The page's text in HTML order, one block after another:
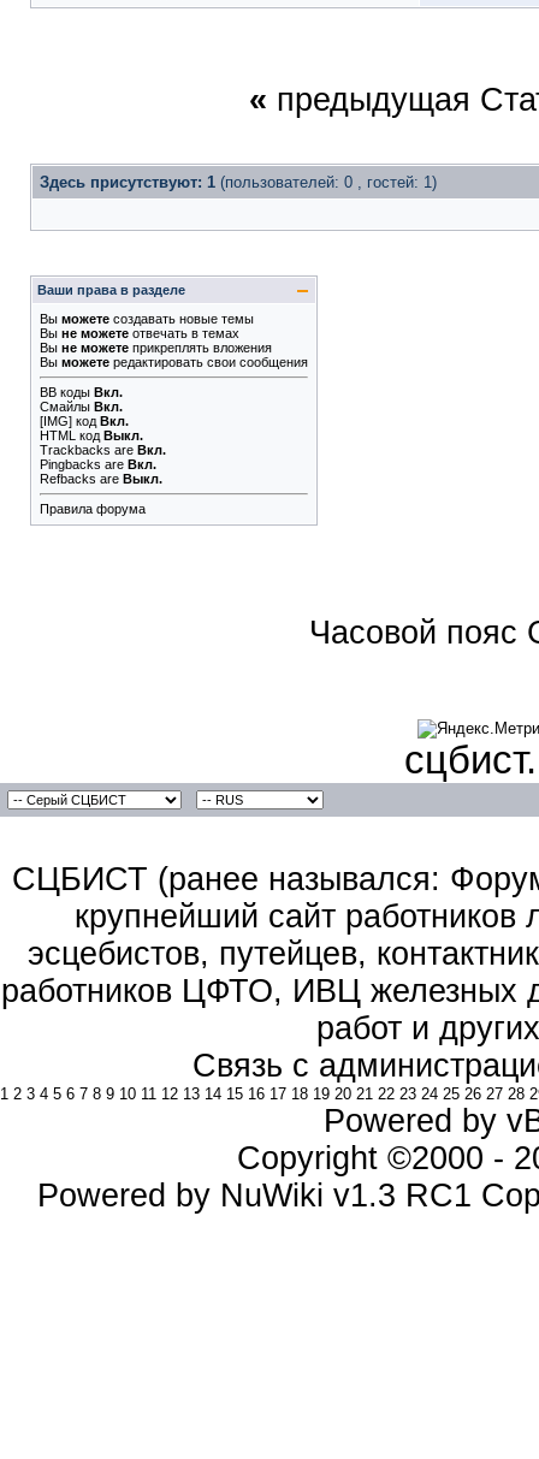
« предыдущая
Здесь присутствуют: 1 (пользователей: 0 , гостей: 1)
Ваши права в разделе
Вы можете создавать новые темы
Вы не можете отвечать в темах
Вы не можете прикреплять вложения
Вы можете редактировать свои сообщения
BB коды Вкл.
Смайлы Вкл.
[IMG] код Вкл.
HTML код Выкл.
Trackbacks are Вкл.
Pingbacks are Вкл.
Refbacks are Выкл.
Правила форума
Часовой пояс
СЦБИСТ (ранее назывался:
крупнейший сайт работников
эсцебистов, путейцев,
работников ЦФТО, ИВЦ железных
работ и
Связь с
1 2 3 4 5 6 7 8 9 10 11 12 13 14 15 16 17 18 19 20 21 22 23 24 25 26 27 28
Powered by
Copyright ©2000 -
Powered by NuWiki v1.3 RC1